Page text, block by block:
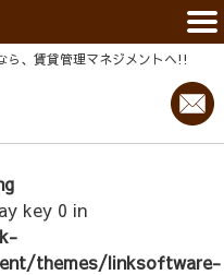
ら、賃貸管理マネジメントヘ!!
key 0 in
themes/linksoftware-